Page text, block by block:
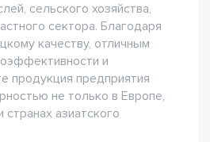
сельского хозяйства,
сектора. Благодаря
качеству, отличным
и
продукция предприятия
не только в Европе,
азиатского